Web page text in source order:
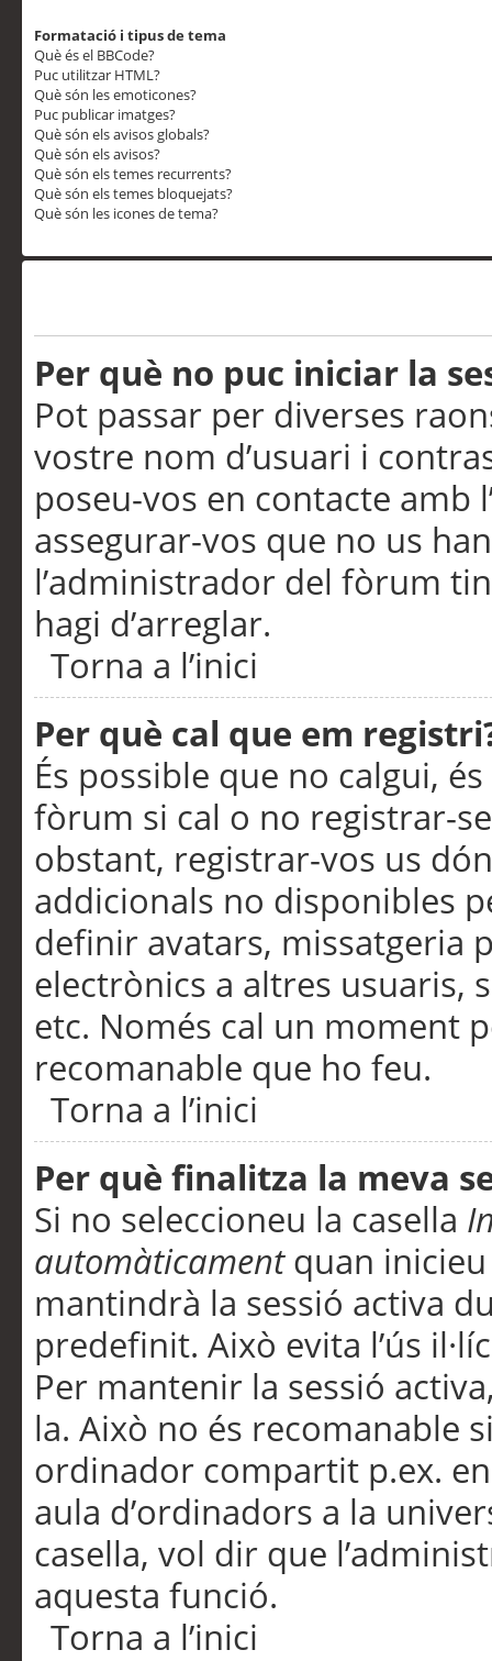
Formatació i tipus de tema
Què és el BBCode?
Puc utilitzar HTML?
Què són les emoticones?
Puc publicar imatges?
Què són els avisos globals?
Què són els avisos?
Què són els temes recurrents?
Què són els temes bloquejats?
Què són les icones de tema?
Per què no puc iniciar la
Pot passar per diverses
vostre nom d’usuari i
poseu-vos en contacte
assegurar-vos que no us
l’administrador del fòrum
hagi d’arreglar.
Torna a l’inici
Per què cal que em
És possible que no calgui,
fòrum si cal o no registrar-
obstant, registrar-vos us
addicionals no disponibles
definir avatars, missatgeria
electrònics a altres usuaris,
etc. Només cal un moment
recomanable que ho feu.
Torna a l’inici
Per què finalitza la meva
Si no seleccioneu la casella
automàticamentquan inicieu
mantindrà la sessió activa
predefinit. Això evita l’ús
Per mantenir la sessió
la. Això no és recomanable
ordinador compartit p.ex.
aula d’ordinadors a la
casella, vol dir que
aquesta funció.
Torna a l’inici